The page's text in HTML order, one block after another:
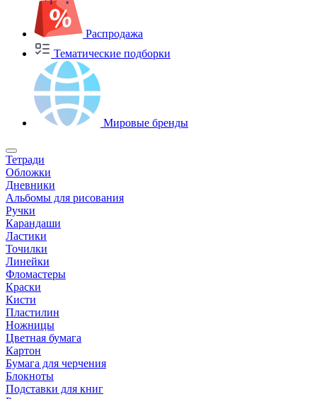
Распродажа
Тематические подборки
Мировые бренды
Тетради
Обложки
Дневники
Альбомы для рисования
Ручки
Карандаши
Ластики
Точилки
Линейки
Фломастеры
Краски
Кисти
Пластилин
Ножницы
Цветная бумага
Картон
Бумага для черчения
Блокноты
Подставки для книг